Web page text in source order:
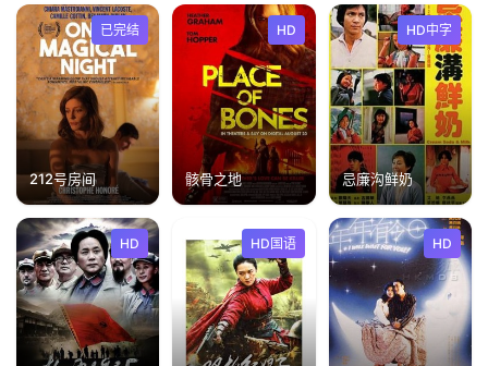
已完结
212号房间
HD
骸骨之地
HD中字
忌廉沟鲜奶
HD HD国语 HD